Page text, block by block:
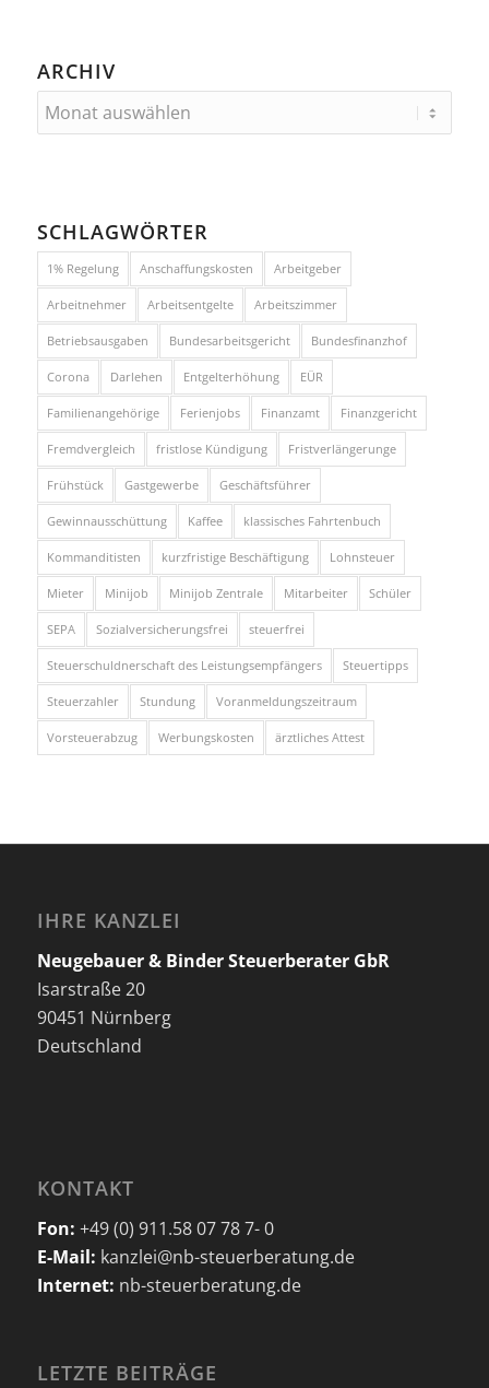
ARCHIV
SCHLAGWÖRTER
1% Regelung Anschaffungskosten Arbeitgeber
Arbeitnehmer Arbeitsentgelte Arbeitszimmer
Betriebsausgaben Bundesarbeitsgericht Bundesfinanzhof
Corona Darlehen Entgelterhöhung EÜR
Familienangehörige Ferienjobs Finanzamt Finanzgericht
Fremdvergleich fristlose Kündigung Fristverlängerunge
Frühstück Gastgewerbe Geschäftsführer
Gewinnausschüttung Kaffee klassisches Fahrtenbuch
Kommanditisten kurzfristige Beschäftigung Lohnsteuer
Mieter Minijob Minijob Zentrale Mitarbeiter Schüler
SEPA Sozialversicherungsfrei steuerfrei
Steuerschuldnerschaft des Leistungsempfängers Steuertipps
Steuerzahler Stundung Voranmeldungszeitraum
Vorsteuerabzug Werbungskosten ärztliches Attest
IHRE KANZLEI
Neugebauer & Binder Steuerberater GbR
Isarstraße 20
90451 Nürnberg
Deutschland
KONTAKT
Fon: +49 (0) 911.58 07 78 7- 0
E-Mail: kanzlei@nb-steuerberatung.de
Internet: nb-steuerberatung.de
LETZTE BEITRÄGE